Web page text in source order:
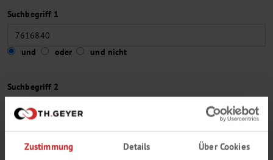
Zustimmung Details Über Cookies
Suchbegriff 1
und oder und nicht
Suchbegriff 2